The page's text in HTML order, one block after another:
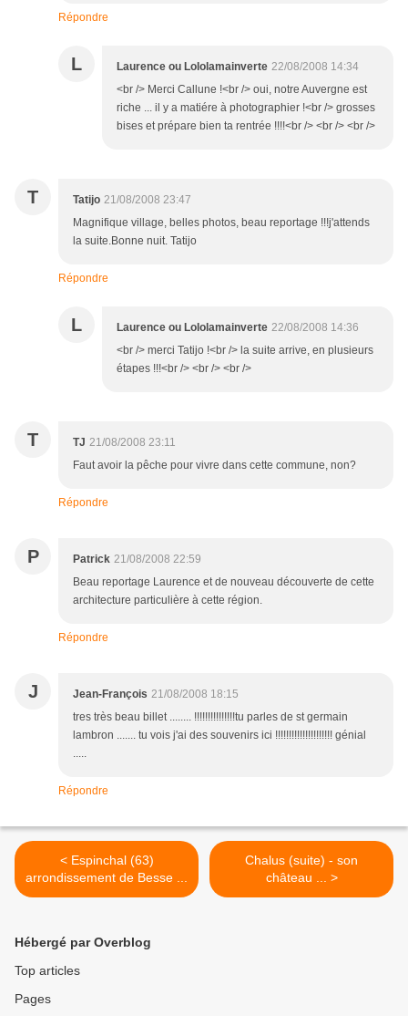
Répondre
L Laurence ou Lololamainverte 22/08/2008 14:34
<br /> Merci Callune !<br /> oui, notre Auvergne est
riche ... il y a matiére à photographier !<br /> grosses
bises et prépare bien ta rentrée !!!!<br /> <br /> <br />
T Tatijo 21/08/2008 23:47
Magnifique village, belles photos, beau reportage !!!j'attends
la suite.Bonne nuit. Tatijo
Répondre
L Laurence ou Lololamainverte 22/08/2008 14:36
<br /> merci Tatijo !<br /> la suite arrive, en plusieurs
étapes !!!<br /> <br /> <br />
T TJ 21/08/2008 23:11
Faut avoir la pêche pour vivre dans cette commune, non?
Répondre
P Patrick 21/08/2008 22:59
Beau reportage Laurence et de nouveau découverte de cette
architecture particulière à cette région.
Répondre
J Jean-François 21/08/2008 18:15
tres très beau billet ........ !!!!!!!!!!!!!!!tu parles de st germain
lambron ....... tu vois j'ai des souvenirs ici !!!!!!!!!!!!!!!!!!!!! génial
.....
Répondre
< Espinchal (63)
arrondissement de Besse ...
Chalus (suite) - son
château ... >
Hébergé par Overblog
Top articles
Pages